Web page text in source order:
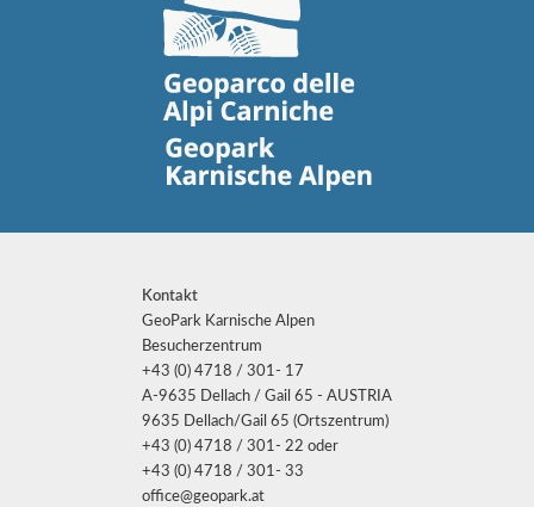
Kontakt
GeoPark Karnische Alpen
Besucherzentrum
+43 (0) 4718 / 301- 17
A-9635 Dellach / Gail 65 - AUSTRIA
9635 Dellach/Gail 65 (Ortszentrum)
+43 (0) 4718 / 301- 22 oder
+43 (0) 4718 / 301- 33
office@geopark.at